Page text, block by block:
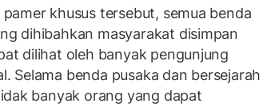
khusus tersebut, semua benda
dihibahkan masyarakat disimpan
dilihat oleh banyak pengunjung
Selama benda pusaka dan bersejarah
banyak orang yang dapat